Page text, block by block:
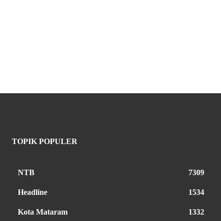
TOPIK POPULER
NTB 7309
Headline 1534
Kota Mataram 1332